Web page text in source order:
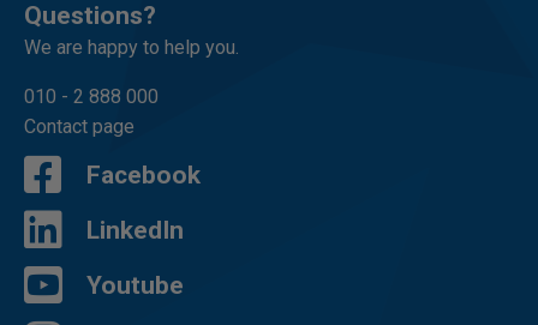
Questions?
We are happy to help you.
010 - 2 888 000
Contact page
Facebook
LinkedIn
Youtube